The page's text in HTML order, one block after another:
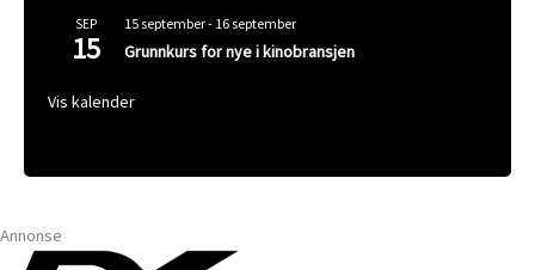
SEP
15
15 september- 16 september
Grunnkurs for nye i kinobransjen
Vis kalender
Annonse